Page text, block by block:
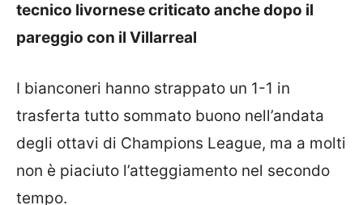
tecnico livornese criticato anche dopo il
pareggio con il Villarreal
I bianconeri hanno strappato un 1-1 in
trasferta tutto sommato buono nell’andata
degli ottavi di Champions League, ma a molti
non è piaciuto l’atteggiamento nel secondo
tempo.